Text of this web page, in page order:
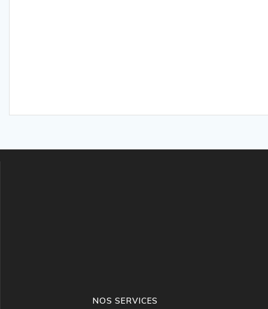
NOS SERVICES